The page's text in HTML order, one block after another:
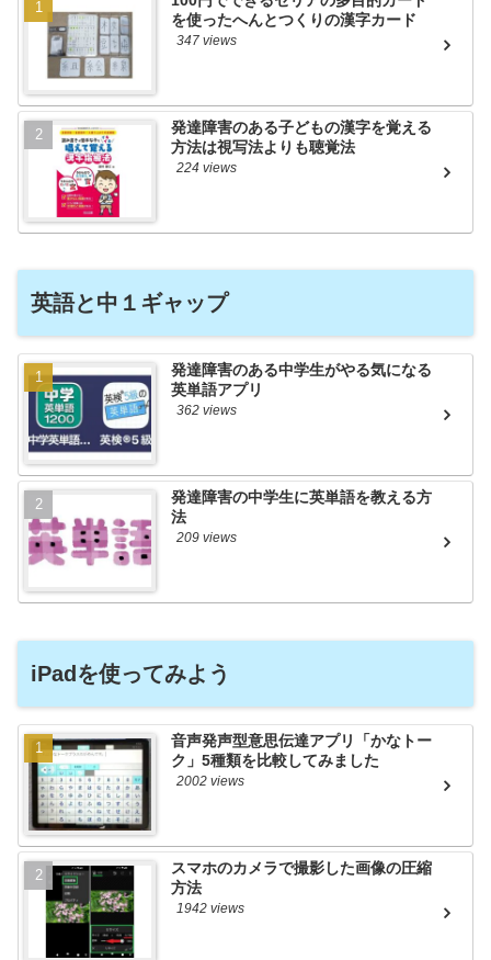
を使ったへんとつくりの漢字カード
347 views
発達障害のある子どもの漢字を覚える
方法は視写法よりも聴覚法
224 views
英語と中１ギャップ
発達障害のある中学生がやる気になる
英単語アプリ
362 views
発達障害の中学生に英単語を教える方
法
209 views
iPadを使ってみよう
音声発声型意思伝達アプリ「かなトー
ク」5種類を比較してみました
2002 views
スマホのカメラで撮影した画像の圧縮
方法
1942 views